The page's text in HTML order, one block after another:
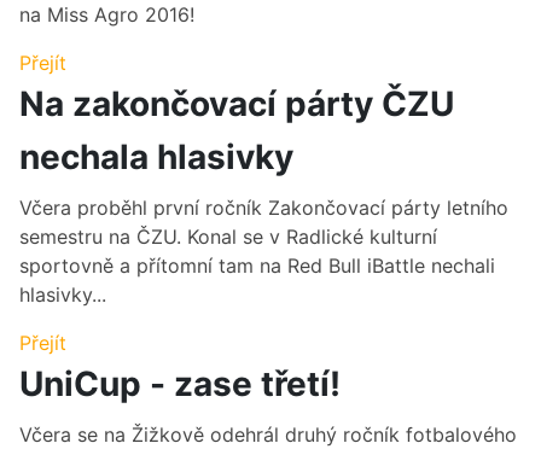
na Miss Agro 2016!
Přejít
Na zakončovací párty ČZU
nechala hlasivky
Včera proběhl první ročník Zakončovací párty letního
semestru na ČZU. Konal se v Radlické kulturní
sportovně a přítomní tam na Red Bull iBattle nechali
hlasivky...
Přejít
UniCup - zase třetí!
Včera se na Žižkově odehrál druhý ročník fotbalového